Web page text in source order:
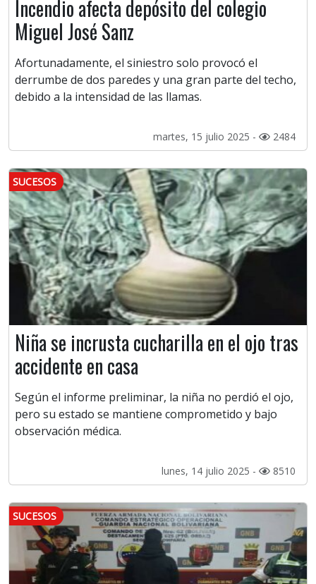
Incendio afecta depósito del colegio
Miguel José Sanz
Afortunadamente, el siniestro solo provocó el
derrumbe de dos paredes y una gran parte del techo,
debido a la intensidad de las llamas.
martes, 15 julio 2025 - 2484
SUCESOS
Niña se incrusta cucharilla en el ojo tras
accidente en casa
Según el informe preliminar, la niña no perdió el ojo,
pero su estado se mantiene comprometido y bajo
observación médica.
lunes, 14 julio 2025 - 8510
SUCESOS